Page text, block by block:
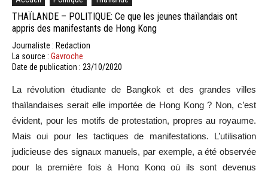
THAÏLANDE – POLITIQUE: Ce que les jeunes thaïlandais ont
appris des manifestants de Hong Kong
Journaliste : Redaction
La source : Gavroche
Date de publication : 23/10/2020
La révolution étudiante de Bangkok et des grandes villes
thaïlandaises serait elle importée de Hong Kong ? Non, c’est
évident, pour les motifs de protestation, propres au royaume.
Mais oui pour les tactiques de manifestations. L’utilisation
judicieuse des signaux manuels, par exemple, a été observée
pour la première fois à Hong Kong où ils sont devenus